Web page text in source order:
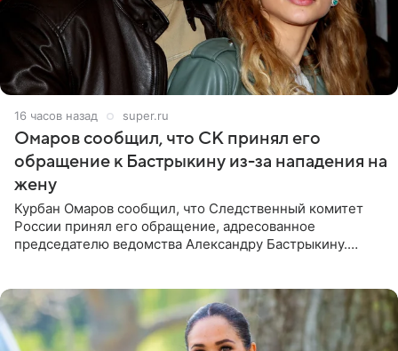
16 часов назад super.ru
Омаров сообщил, что СК принял его
обращение к Бастрыкину из-за нападения на
жену
Курбан Омаров сообщил, что Следственный комитет
России принял его обращение, адресованное
председателю ведомства Александру Бастрыкину.